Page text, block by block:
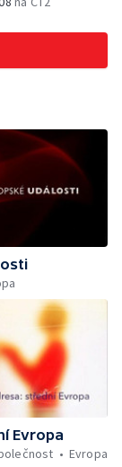
z křivé
sklizeň obilí —
vagon —
Evropa
Evropa